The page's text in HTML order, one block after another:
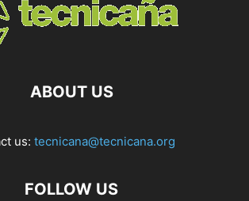
ABOUT US
us: tecnicana@tecnicana.org
FOLLOW US